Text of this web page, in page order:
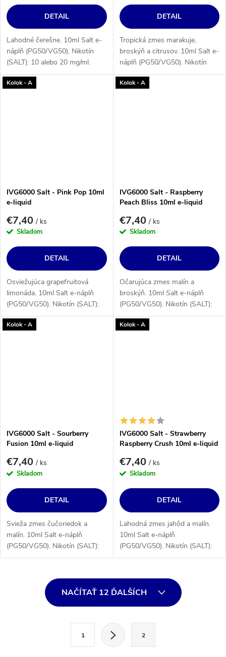
DETAIL
Lahodné čerešne. 10ml Salt e-
náplň (PG50/VG50). Nikotín
(SALT): 10 alebo 20 mg/ml.
DETAIL
Tropická zmes marakuje,
broskýň a citrusov. 10ml Salt e-
náplň (PG50/VG50). Nikotín
(SALT): 10 alebo 20 mg/ml.
Kolok - A
IVG6000 Salt - Pink Pop 10ml
e-liquid
€7,40/ ks
Skladom
DETAIL
Osviežujúca grapefruitová
limonáda. 10ml Salt e-náplň
(PG50/VG50). Nikotín (SALT):
10 alebo 20 mg/ml.
Kolok - A
IVG6000 Salt - Raspberry
Peach Bliss 10ml e-liquid
€7,40/ ks
Skladom
DETAIL
Očarujúca zmes malín a
broskýň. 10ml Salt e-náplň
(PG50/VG50). Nikotín (SALT):
10 alebo 20 mg/ml.
Kolok - A
IVG6000 Salt - Sourberry
Fusion 10ml e-liquid
€7,40/ ks
Skladom
DETAIL
Svieža zmes čučoriedok a
malín. 10ml Salt e-náplň
(PG50/VG50). Nikotín (SALT):
10 alebo 20 mg/ml.
Kolok - A
IVG6000 Salt - Strawberry
Raspberry Crush 10ml e-liquid
€7,40/ ks
Skladom
DETAIL
Lahodná zmes jahôd a malín.
10ml Salt e-náplň
(PG50/VG50). Nikotín (SALT):
10 alebo 20 mg/ml.
NAČÍTAŤ 12 ĎALŠÍCH
1 2